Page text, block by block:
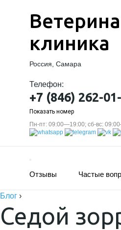
клиника
Россия, Самара
Телефон:
+7 (846) 262-
Показать номер
Пн-пт: 09:00—19:00; сб-вс:
Отзывы Частые
Блог ›
Седой